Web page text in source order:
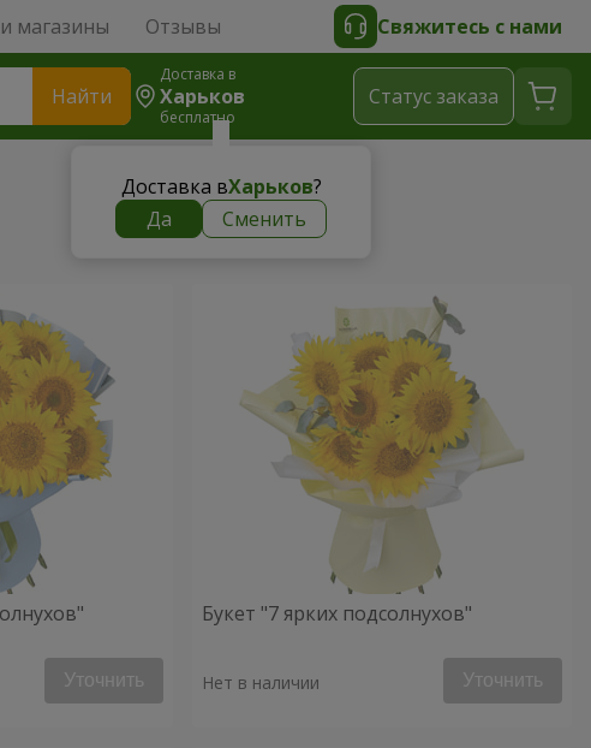
магазины Отзывы Свяжитесь с нами
Найти
Доставка в
Харьков
бесплатно
Доставка вХарьков?
Да
Сменить
Cтатус заказа
Уточнить
Букет "7 ярких подсолнухов"
Нет в наличии Уточнить